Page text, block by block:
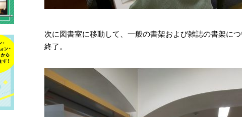
次に図書室に移動して、一般の書架および雑誌の書架に
終了。